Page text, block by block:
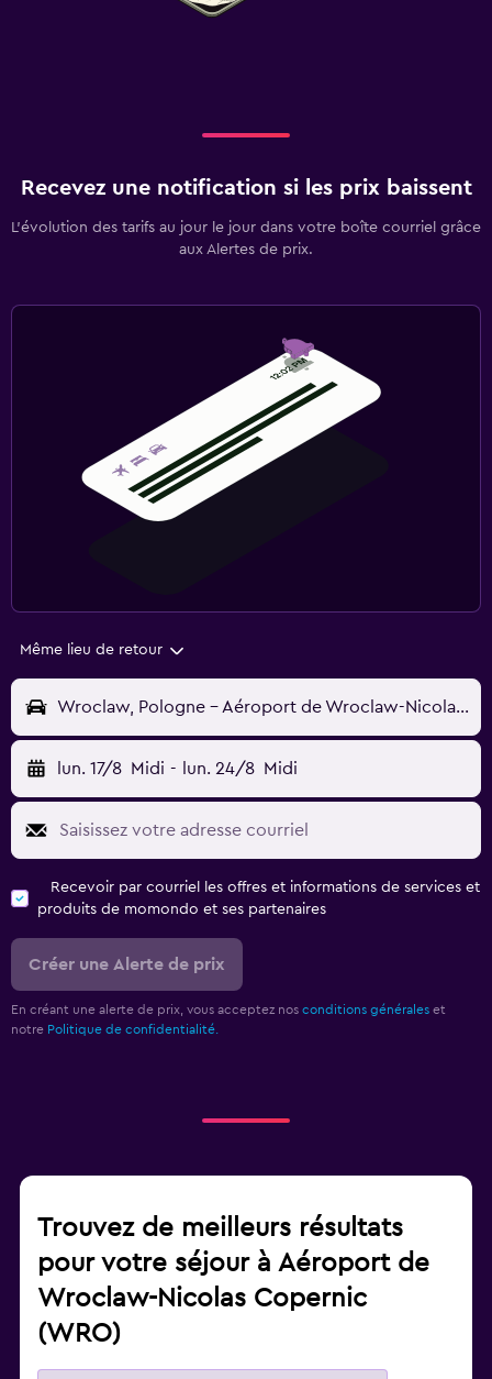
Recevez une notification si les prix baissent
L’évolution des tarifs au jour le jour dans votre boîte courriel grâce
aux Alertes de prix.
Même lieu de retour
Wroclaw, Pologne - Aéroport de Wroclaw-Nicolas Copernic (WRO)
lun. 17/8 Midi - lun. 24/8 Midi
Recevoir par courriel les offres et informations de services et
produits de momondo et ses partenaires
Créer une Alerte de prix
En créant une alerte de prix, vous acceptez nos conditions générales et
notre Politique de confidentialité.
Trouvez de meilleurs résultats
pour votre séjour à Aéroport de
Wroclaw-Nicolas Copernic
(WRO)